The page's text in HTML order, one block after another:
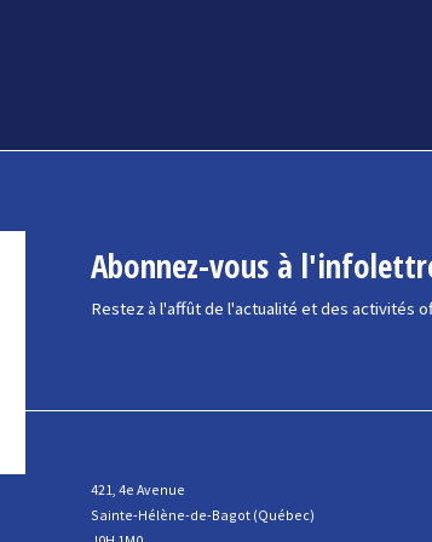
Abonnez-vous à
Restez à l'affût de l'actualité et des activités
421, 4e Avenue
Sainte-Hélène-de-Bagot (Québec)